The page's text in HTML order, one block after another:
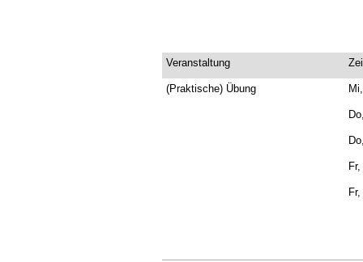
Veranstaltung
(Praktische) Übung